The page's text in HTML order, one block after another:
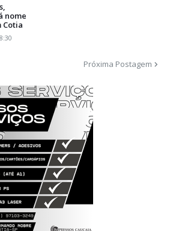
nome
Cotia
Próxima Postagem